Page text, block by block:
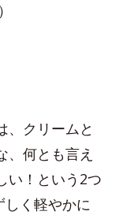
、クリームと
、何とも言え
い！という2つ
く軽やかに